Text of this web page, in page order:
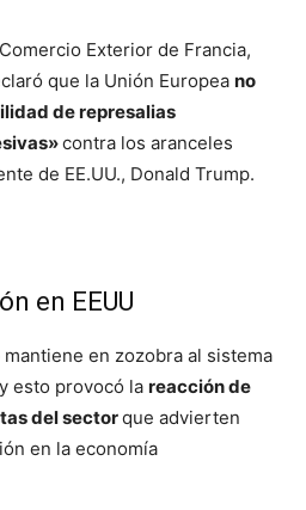
Exterior de Francia,
que la Unión Europea no
de represalias
contra los aranceles
de EE.UU., Donald Trump.
en EEUU
en zozobra al sistema
esto provocó la reacción de
del sectorque advierten
en la economía